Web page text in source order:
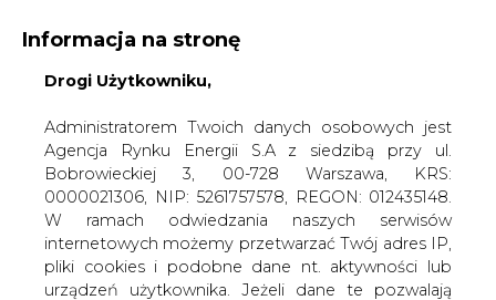
KONTAKT:
WIELKOŚĆ TEKSTU A A
ZALOGUJ SIĘ
Informacja na stronę
Drogi Użytkowniku,
Administratorem Twoich danych osobowych jest
Agencja Rynku Energii S.A z siedzibą przy ul.
Bobrowieckiej 3, 00-728 Warszawa, KRS:
0000021306, NIP: 5261757578, REGON: 012435148.
W ramach odwiedzania naszych serwisów
internetowych możemy przetwarzać Twój adres IP,
pliki cookies i podobne dane nt. aktywności lub
urządzeń użytkownika. Jeżeli dane te pozwalają